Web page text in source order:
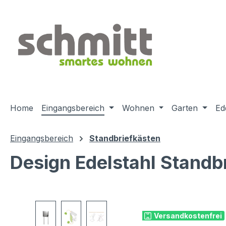
Home Eingangsbereich Wohnen Garten
Eingangsbereich Standbriefkästen
Design Edelstahl
Versandkostenfrei